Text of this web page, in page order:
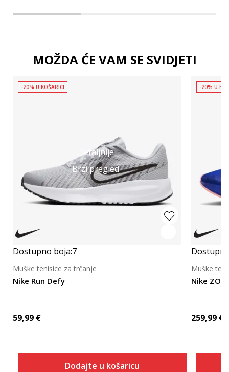
MOŽDA ĆE VAM SE SVIDJETI
Detaljnije
Brzi pregled
-20% U KOŠARICI
Dostupno boja:7
Nike Run Defy
Muške tenisice za trčanje
59,99 €
Dodajte u košaricu
-20% U
Nike
Muške
259,99 €